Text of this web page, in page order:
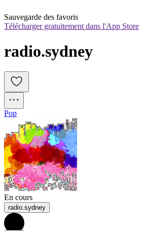
Sauvegarde des favoris
Télécharger gratuitement dans l'App Store
radio.sydney
Pop
En cours
radio.sydney